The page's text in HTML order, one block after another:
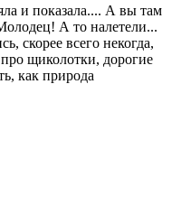
и показала.... А вы там
А то налетели...
скорее всего некогда,
щиколотки, дорогие
как природа